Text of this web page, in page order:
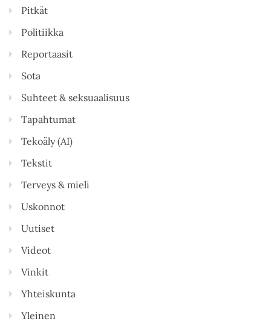
Pitkät
Politiikka
Reportaasit
Sota
Suhteet & seksuaalisuus
Tapahtumat
Tekoäly (AI)
Tekstit
Terveys & mieli
Uskonnot
Uutiset
Videot
Vinkit
Yhteiskunta
Yleinen